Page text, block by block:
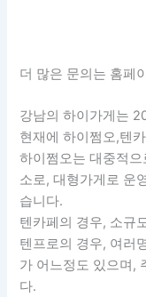
더 많은 문의는 홈페
강남의 하이가게는
현재에 하이쩜오,텐
하이쩜오는 대중적
소로, 대형가게로 운
습니다.
텐카페의 경우, 소규
텐프로의 경우, 여러
가 어느정도 있으며,
다.